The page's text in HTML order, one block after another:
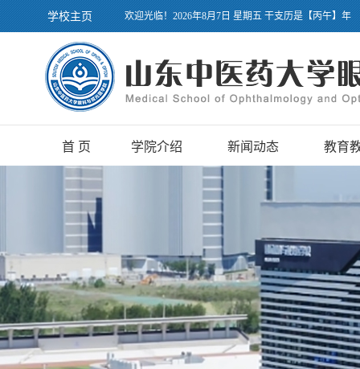
欢迎光临！2026年8月7日 星期五 干支历是【丙午】年
学校主页
首 页 学院介绍 新闻动态 教育